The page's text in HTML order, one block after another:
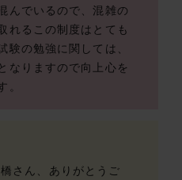
んでいるので、混雑の
れるこの制度はとても
験の勉強に関しては、
なりますので向上心を
さん、ありがとうご